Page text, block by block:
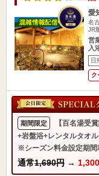
愛
名
JR
営
入
日
ク
期間限定
【百名湯受
+岩盤浴+レンタルタオル
※シーズン料金設定期間
通常1,690円 →